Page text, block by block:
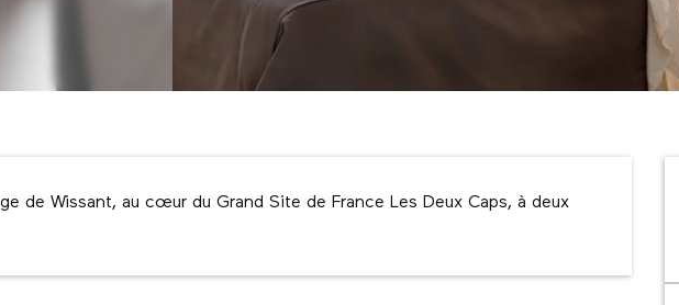
de Wissant, au cœur du Grand Site de France Les Deux Caps, à deux